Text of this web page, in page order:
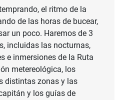
CONSULTAR
PRECIO
el ritmo de la
de las horas de bucear,
un poco. Haremos de 3
incluidas las nocturnas,
e inmersiones de la Ruta
metereológica, los
distintas zonas y las
y los guías de